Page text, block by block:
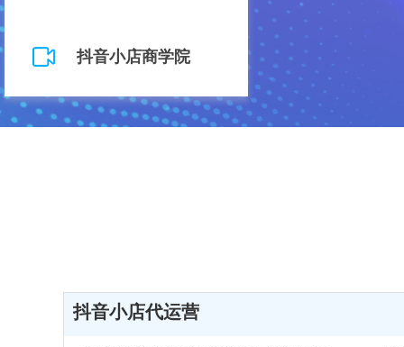
抖音小店商学院
抖音小店代运营